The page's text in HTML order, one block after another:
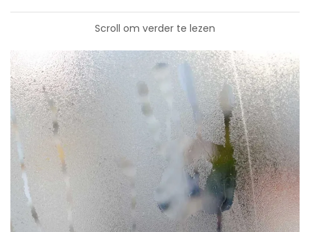
Scroll om verder te lezen